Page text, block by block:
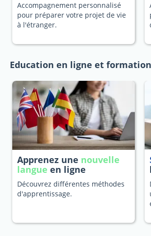
Accompagnement personnalisé
pour préparer votre projet de vie
à l'étranger.
Education en ligne et
Apprenez une nouvelle
langue en ligne
Découvrez différentes méthodes
d'apprentissage.